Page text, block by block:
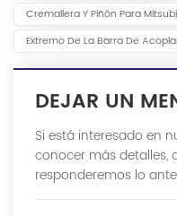
Cremallera Y Piñón Para
Extremo De La Barra De
DEJAR UN
Si está interesado en
conocer más detalles,
responderemos lo